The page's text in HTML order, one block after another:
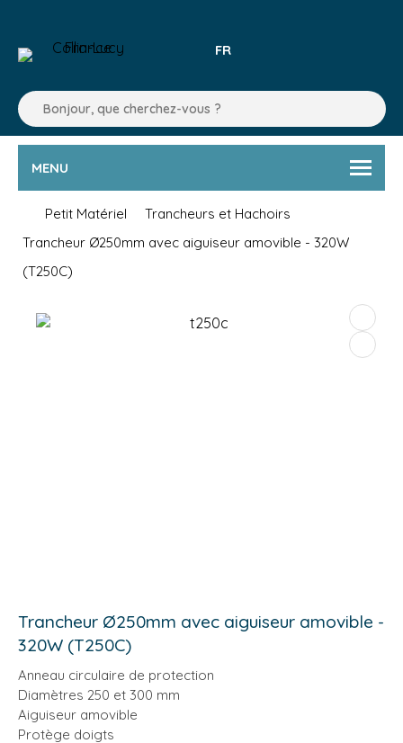
FR
MENU
Petit Matériel
Trancheurs et Hachoirs
Trancheur Ø250mm avec aiguiseur amovible - 320W
(T250C)
Trancheur Ø250mm avec aiguiseur amovible -
320W (T250C)
Anneau circulaire de protection
Diamètres 250 et 300 mm
Aiguiseur amovible
Protège doigts